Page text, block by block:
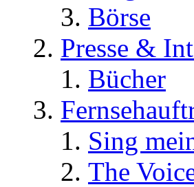
Börse
Presse &
Bücher
Sing
The